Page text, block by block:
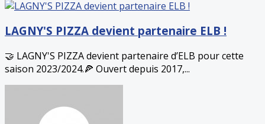
LAGNY'S PIZZA devient partenaire ELB !
🤝 LAGNY'S PIZZA devient partenaire d’ELB pour cette
saison 2023/2024.🍕 Ouvert depuis 2017,...